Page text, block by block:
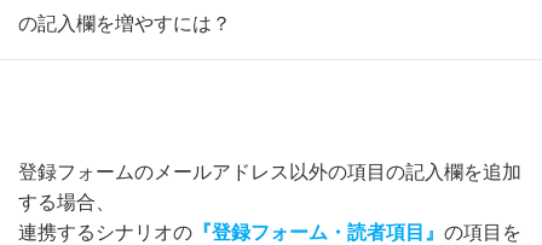
の記入欄を増やすには？
登録フォームのメールアドレス以外の項目の記入欄を追加
する場合、
連携するシナリオの 『登録フォーム・読者項目』 の項目を